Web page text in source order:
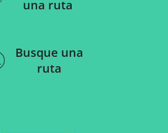
una ruta
Busque una
ruta